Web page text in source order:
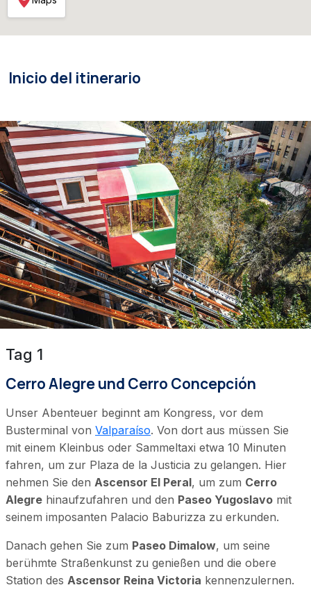
Inicio del itinerario
Tag 1
Cerro Alegre und Cerro Concepción
Unser Abenteuer beginnt am Kongress, vor dem
Busterminal von Valparaíso. Von dort aus müssen Sie
mit einem Kleinbus oder Sammeltaxi etwa 10 Minuten
fahren, um zur Plaza de la Justicia zu gelangen. Hier
nehmen Sie den Ascensor El Peral, um zum Cerro
Alegre hinaufzufahren und den Paseo Yugoslavo mit
seinem imposanten Palacio Baburizza zu erkunden.
Danach gehen Sie zum Paseo Dimalow, um seine
berühmte Straßenkunst zu genießen und die obere
Station des Ascensor Reina Victoria kennenzulernen.